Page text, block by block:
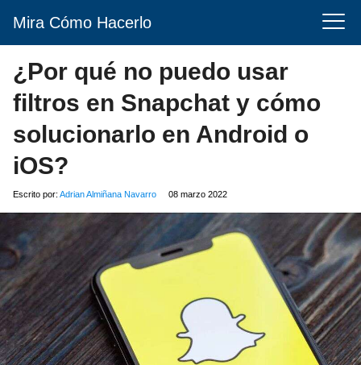
Mira Cómo Hacerlo
¿Por qué no puedo usar
filtros en Snapchat y cómo
solucionarlo en Android o
iOS?
Escrito por: Adrian Almiñana Navarro 08 marzo 2022